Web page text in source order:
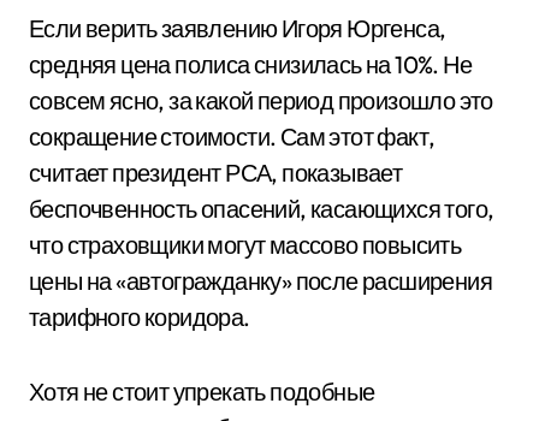
Если верить заявлению Игоря Юргенса,
средняя цена полиса снизилась на 10%. Не
совсем ясно, за какой период произошло это
сокращение стоимости. Сам этот факт,
считает президент РСА, показывает
беспочвенность опасений, касающихся того,
что страховщики могут массово повысить
цены на «автогражданку» после расширения
тарифного коридора.
Хотя не стоит упрекать подобные